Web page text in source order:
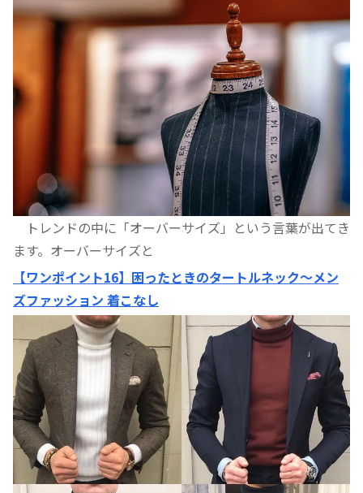
トレンドの中に「オーバーサイズ」という言葉が出てき
ます。オーバーサイズと
【ワンポイント16】困ったときのタートルネック〜メン
ズファッション 着こなし